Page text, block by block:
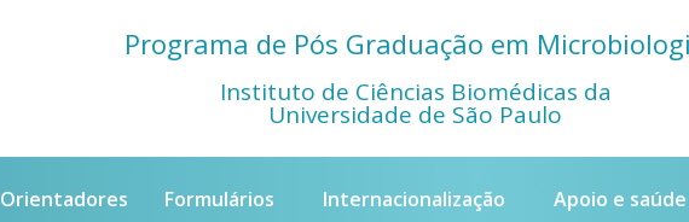
Programa de Pós Graduação em
Instituto de Ciências Biomédicas da
Universidade de São Paulo
Orientadores Formulários Internacionalização
Apoio e saúde